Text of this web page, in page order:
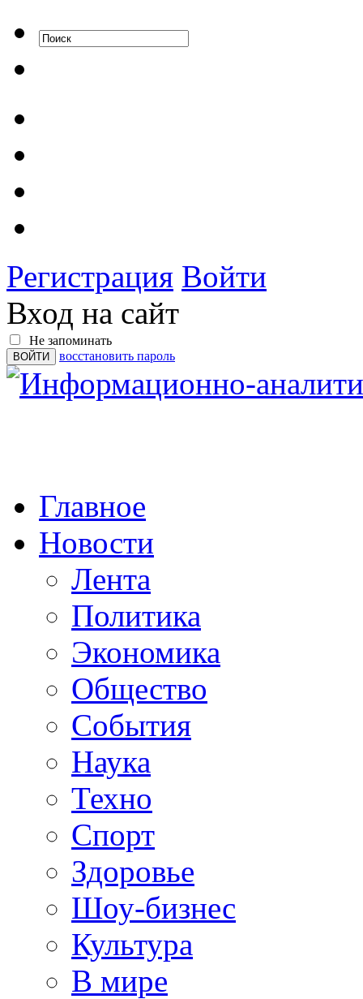
Регистрация Войти
Вход на сайт
Не запоминать
восстановить пароль
Главное
Новости
Лента
Политика
Экономика
Общество
События
Наука
Техно
Спорт
Здоровье
Шоу-бизнес
Культура
В мире